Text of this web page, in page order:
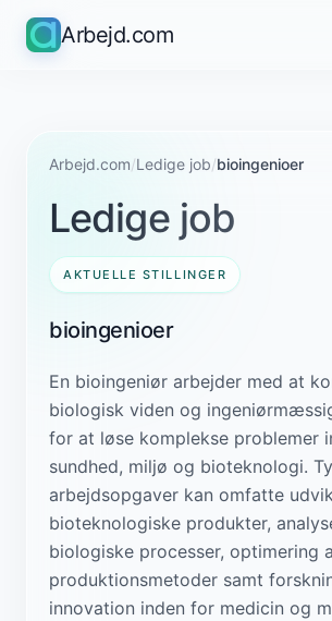
Arbejd.com
Arbejd.com/Ledige job/bioingenioer
Ledige job
AKTUELLE STILLINGER
bioingenioer
En bioingeniør arbejder med at
biologisk viden og
for at løse komplekse problemer
sundhed, miljø og bioteknologi.
arbejdsopgaver kan omfatte
bioteknologiske produkter,
biologiske processer, optimering
produktionsmetoder samt
innovation inden for medicin og